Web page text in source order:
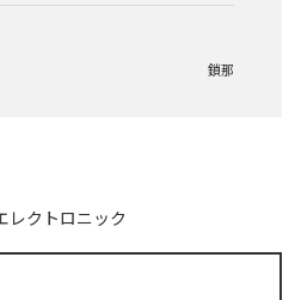
鎖那
レクトロニック